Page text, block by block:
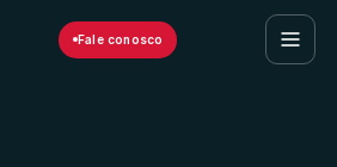
Fale conosco